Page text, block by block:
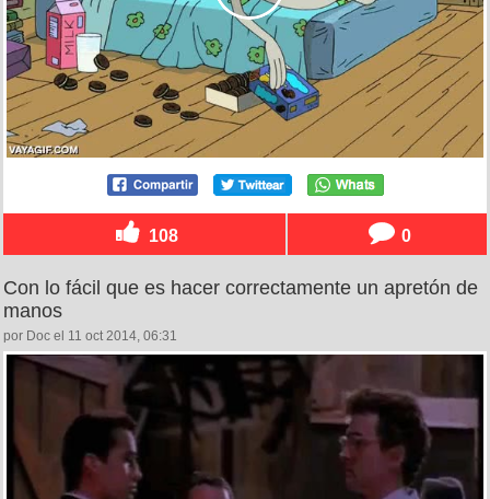
108 0
Con lo fácil que es hacer correctamente un apretón de
manos
por Doc el 11 oct 2014, 06:31